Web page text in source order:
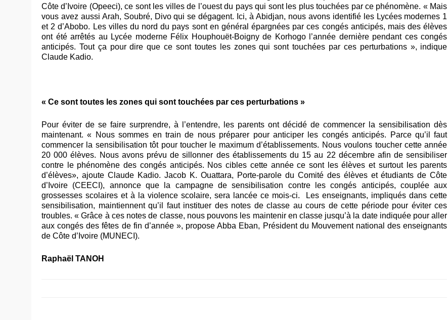
Côte d’Ivoire (Opeeci), ce sont les villes de l’ouest du pays qui sont les plus touchées par ce phénomène. « Mais
vous avez aussi Arah, Soubré, Divo qui se dégagent. Ici, à Abidjan, nous avons identifié les Lycées modernes 1
et 2 d’Abobo. Les villes du nord du pays sont en général épargnées par ces congés anticipés, mais des élèves
ont été arrêtés au Lycée moderne Félix Houphouët-Boigny de Korhogo l’année dernière pendant ces congés
anticipés. Tout ça pour dire que ce sont toutes les zones qui sont touchées par ces perturbations », indique
Claude Kadio.
« Ce sont toutes les zones qui sont touchées par ces perturbations »
Pour éviter de se faire surprendre, à l’entendre, les parents ont décidé de commencer la sensibilisation dès
maintenant. « Nous sommes en train de nous préparer pour anticiper les congés anticipés. Parce qu’il faut
commencer la sensibilisation tôt pour toucher le maximum d’établissements. Nous voulons toucher cette année
20 000 élèves. Nous avons prévu de sillonner des établissements du 15 au 22 décembre afin de sensibiliser
contre le phénomène des congés anticipés. Nos cibles cette année ce sont les élèves et surtout les parents
d’élèves», ajoute Claude Kadio. Jacob K. Ouattara, Porte-parole du Comité des élèves et étudiants de Côte
d’Ivoire (CEECI), annonce que la campagne de sensibilisation contre les congés anticipés, couplée aux
grossesses scolaires et à la violence scolaire, sera lancée ce mois-ci. Les enseignants, impliqués dans cette
sensibilisation, maintiennent qu’il faut instituer des notes de classe au cours de cette période pour éviter ces
troubles. « Grâce à ces notes de classe, nous pouvons les maintenir en classe jusqu’à la date indiquée pour aller
aux congés des fêtes de fin d’année », propose Abba Eban, Président du Mouvement national des enseignants
de Côte d’Ivoire (MUNECI).
Raphaël TANOH